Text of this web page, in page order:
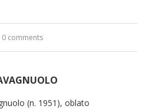
0 comments
(n. 1951), oblato